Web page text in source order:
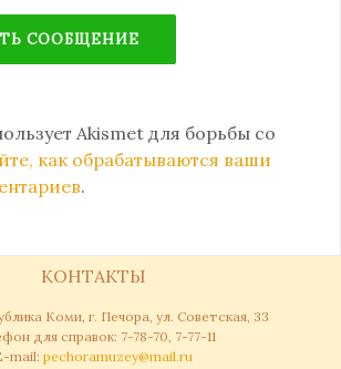
Akismet для борьбы со
как обрабатываются ваши
.
КОНТАКТЫ
Коми, г. Печора, ул. Советская, 33
для справок: 7-78-70, 7-77-11
mail: pechoramuzey@mail.ru